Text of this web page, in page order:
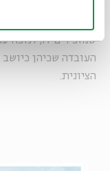
– הוא בורג שאחראי
שמזכירים לו, לנוכח
העובדה שכיהן
הציונית.